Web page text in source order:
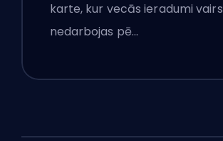
karte, kur vecās ieradumi vairs
nedarbojas pē…